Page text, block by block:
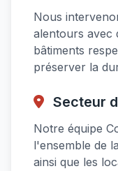
Nous
alentours avec
bâtiments
préserver la
Secteur
Notre équipe
l'ensemble de
ainsi que les